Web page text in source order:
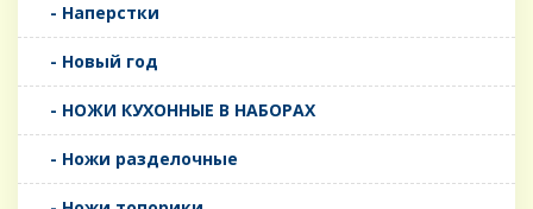
- Наперстки
- Новый год
- НОЖИ КУХОННЫЕ В НАБОРАХ
- Ножи разделочные